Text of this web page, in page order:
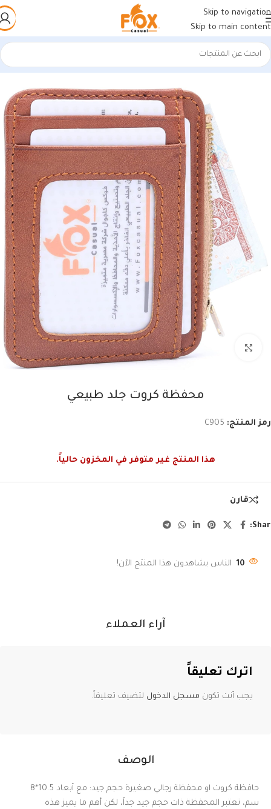
Skip to navigation
Skip to main content
الرئيسية/منتجات جلد طبيعي/كراتة جلد طبيعي
اضغط للتكبير
محفظة كروت جلد طبيعي
رمز المنتج: C905
هذا المنتج غير متوفر في المخزون حالياً.
قارن
10 الناس يشاهدون هذا المنتج الآن!
الوصف
حافظة كروت او محفظة رجالي صغيرة حجم جيد: مع أبعاد 10.5*8
سم، تعتبر المحفظة ذات حجم جيد جداً، لكن أهم ما يميز هذه
آراء العملاء
اترك تعليقاً
يجب أنت تكون مسجل الدخول لتضيف تعليقاً.